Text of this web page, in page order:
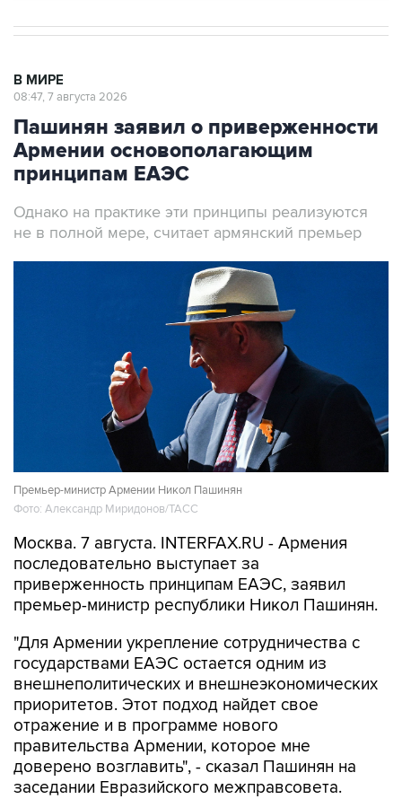
В МИРЕ
08:47, 7 августа 2026
Пашинян заявил о приверженности
Армении основополагающим
принципам ЕАЭС
Однако на практике эти принципы реализуются
не в полной мере, считает армянский премьер
Премьер-министр Армении Никол Пашинян
Фото: Александр Миридонов/ТАСС
Москва. 7 августа. INTERFAX.RU - Армения
последовательно выступает за
приверженность принципам ЕАЭС, заявил
премьер-министр республики Никол Пашинян.
"Для Армении укрепление сотрудничества с
государствами ЕАЭС остается одним из
внешнеполитических и внешнеэкономических
приоритетов. Этот подход найдет свое
отражение и в программе нового
правительства Армении, которое мне
доверено возглавить", - сказал Пашинян на
заседании Евразийского межправсовета.